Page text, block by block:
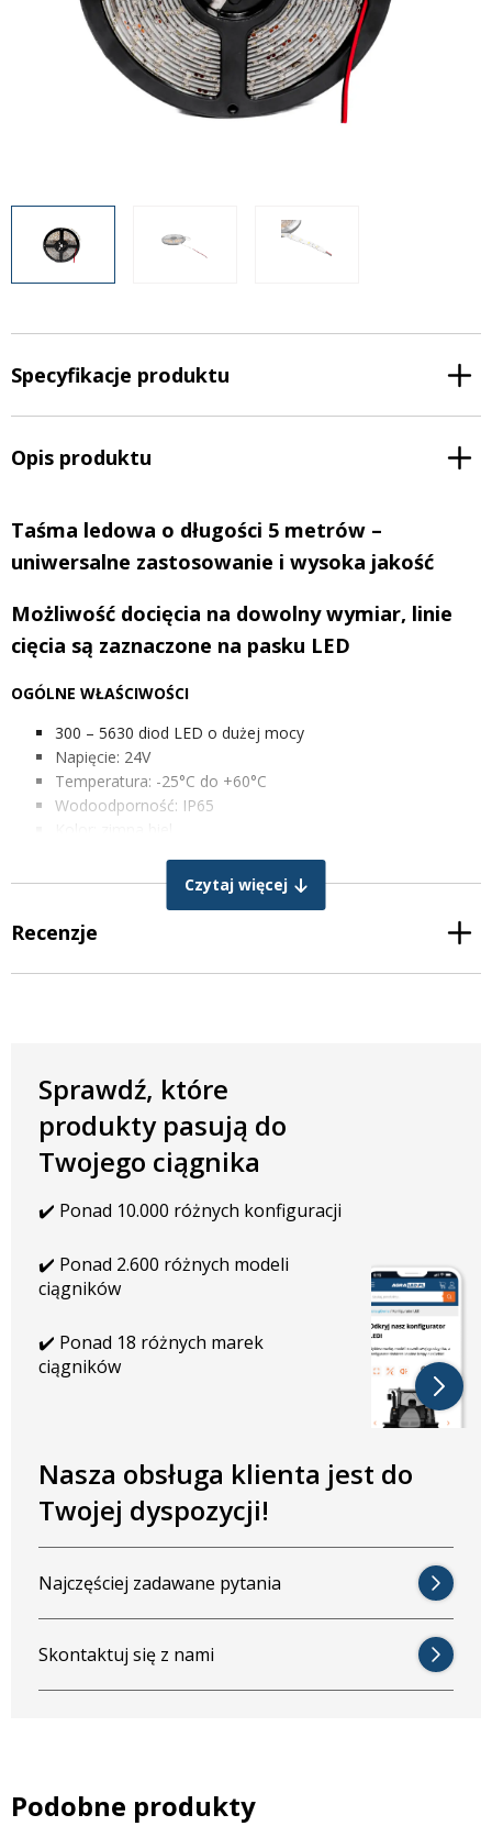
Często zadawane pytania
Kontakt
Bezpłatny projekt oświetlenia
AgraLED Blog
Inne akcesoria
Często zadawane pytania
Specyfikacje produktu
Opis produktu
Taśma ledowa o długości 5 metrów –
uniwersalne zastosowanie i wysoka jakość
Możliwość docięcia na dowolny wymiar, linie
cięcia są zaznaczone na pasku LED
OGÓLNE WŁAŚCIWOŚCI
300 – 5630 diod LED o dużej mocy
Napięcie: 24V
Temperatura: -25°C do +60°C
Wodoodporność: IP65
Czytaj więcej
Recenzje
Sprawdź, które
produkty pasują do
Twojego ciągnika
✔️ Ponad 10.000 różnych konfiguracji
✔️ Ponad 2.600 różnych modeli
ciągników
✔️ Ponad 18 różnych marek
ciągników
Nasza obsługa klienta jest do
Twojej dyspozycji!
Najczęściej zadawane pytania
Skontaktuj się z nami
Podobne produkty